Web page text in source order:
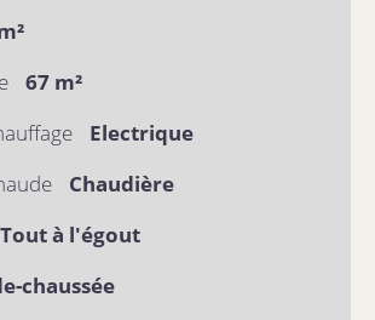
67 m²
Electrique
Chaudière
Tout à l'égout
chaussée